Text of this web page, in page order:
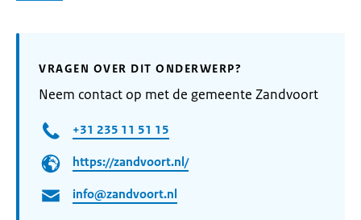
VRAGEN OVER DIT ONDERWERP?
Neem contact op met de gemeente Zandvoort
+31 235 11 51 15
https://zandvoort.nl/
info@zandvoort.nl